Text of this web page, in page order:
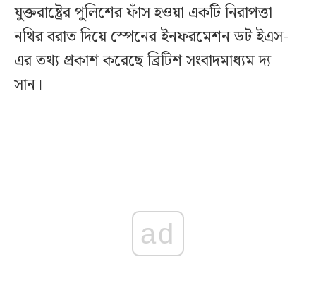
যুক্তরাষ্ট্রের পুলিশের ফাঁস হওয়া একটি নিরাপত্তা
নথির বরাত দিয়ে স্পেনের ইনফরমেশন ডট ইএস-
এর তথ্য প্রকাশ করেছে ব্রিটিশ সংবাদমাধ্যম দ্য
সান।
ad